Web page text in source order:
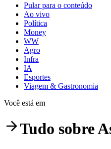
Pular para o conteúdo
Ao vivo
Política
Money
WW
Agro
Infra
IA
Esportes
Viagem & Gastronomia
Você está em
Tudo sobre